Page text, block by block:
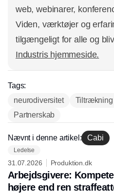
web, webinarer,
Viden, værktøjer og
tilgængeligt for alle og
Industris hjemmeside.
Tags:
neurodiversitet
Tiltrækning
Partnerskab
Nævnt i denne artikel: Cabi
Ledelse
31.07.2026 Produktion.dk
Arbejdsgivere:
højere end ren